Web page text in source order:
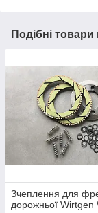
Подібні товари
Зчеплення для
дорожньої Wirtgen